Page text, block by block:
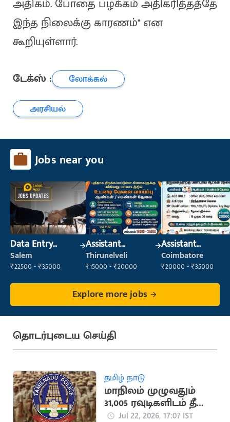
அதிகம். போதை பழக்கம் அதிகரித்தத்தே
இந்த நிலைக்கு காரணம்" என
கூறியுள்ளார்.
டேக்ஸ் :
லோக்கல்
அரசியல்
Jobs near you
Data Entry
Operator
Salem
₹22500 - ₹35000
Assistant
Manager
Thirunelveli
₹15000 - ₹20000
Assistant
Manager
Coimbatore
₹20000 - ₹35000
Explore more jobs
தொடர்புடைய செய்தி
தமிழ் நாடு
மாநிலம் முழுவதும்
31,005 ரவுடிகளிடம் தீவிர
சோதனை:
Jul 22, 2026, 17:07 IST